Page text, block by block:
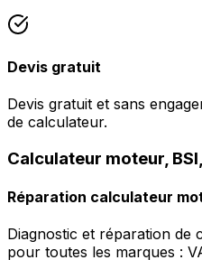
Devis gratuit
Devis gratuit et sans
de calculateur.
Calculateur moteur,
Réparation calculateur
Diagnostic et réparation de
pour toutes les marques :